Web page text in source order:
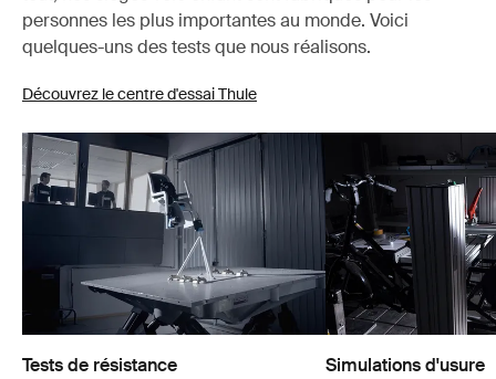
personnes les plus importantes au monde. Voici
quelques-uns des tests que nous réalisons.
Découvrez le centre d'essai Thule
Tests de résistance
Simulations d'usure